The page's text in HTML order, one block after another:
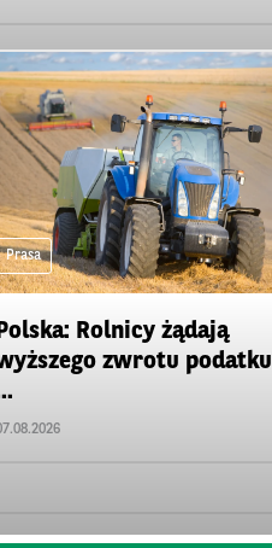
Prasa
Polska: Rolnicy żądają
zwrotu podatku